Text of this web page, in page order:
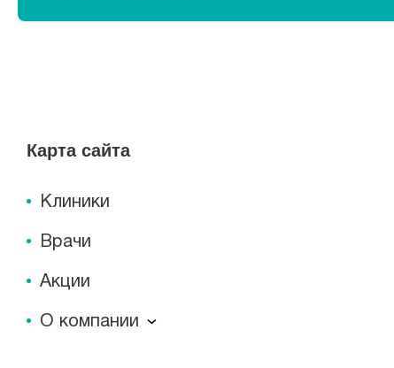
Карта сайта
Клиники
Врачи
Акции
О компании